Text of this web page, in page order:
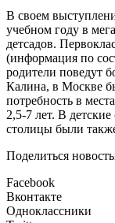
В своем
учебном году в
детсадов.
(информация по
родители поведут
Калина, в Москве
потребность в
2,5-7 лет. В
столицы были
Поделиться
Facebook
Вконтакте
Одноклассники